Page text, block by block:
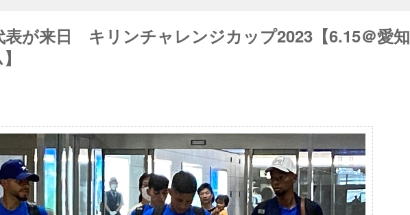
が来日 キリンチャレンジカップ2023【6.15＠愛知